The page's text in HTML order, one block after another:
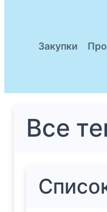
Закупки
Все